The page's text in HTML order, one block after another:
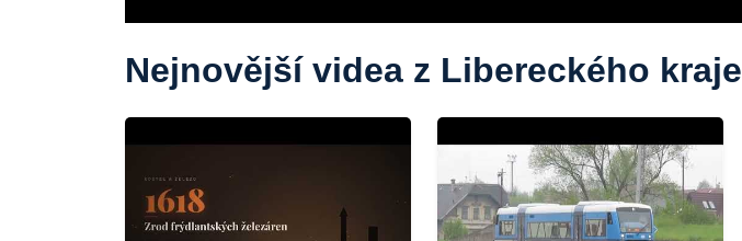
Nejnovější videa z Libereckého kraje